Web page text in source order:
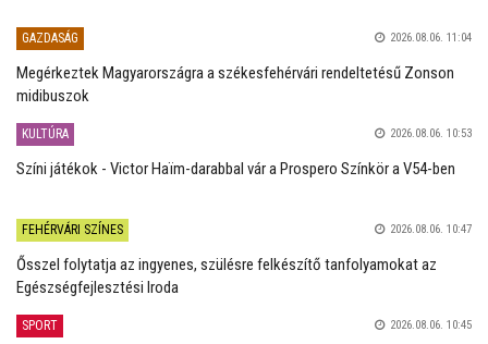
GAZDASÁG 2026.08.06. 11:04
Megérkeztek Magyarországra a székesfehérvári rendeltetésű Zonson
midibuszok
KULTÚRA 2026.08.06. 10:53
Színi játékok - Victor Haïm-darabbal vár a Prospero Színkör a V54-ben
FEHÉRVÁRI SZÍNES 2026.08.06. 10:47
Ősszel folytatja az ingyenes, szülésre felkészítő tanfolyamokat az
Egészségfejlesztési Iroda
SPORT 2026.08.06. 10:45